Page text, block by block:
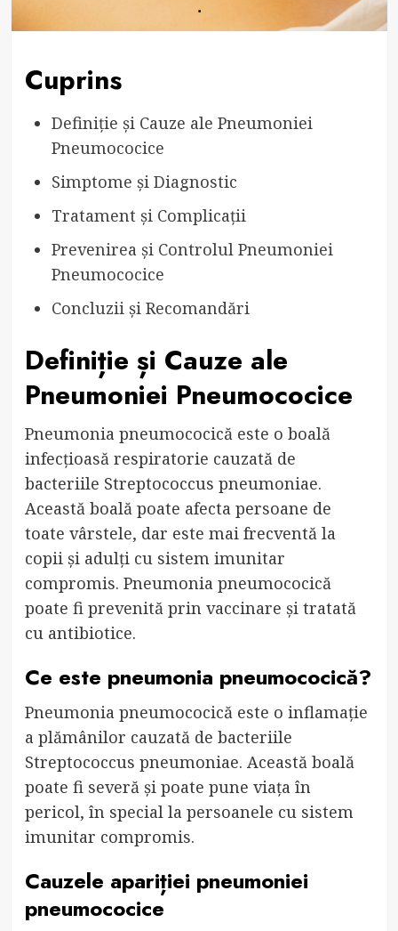
Cuprins
Definiție și Cauze ale Pneumoniei
Pneumococice
Simptome și Diagnostic
Tratament și Complicații
Prevenirea și Controlul Pneumoniei
Pneumococice
Concluzii și Recomandări
Definiție și Cauze ale
Pneumoniei Pneumococice
Pneumonia pneumococică este o boală
infecțioasă respiratorie cauzată de
bacteriile Streptococcus pneumoniae.
Această boală poate afecta persoane de
toate vârstele, dar este mai frecventă la
copii și adulți cu sistem imunitar
compromis. Pneumonia pneumococică
poate fi prevenită prin vaccinare și tratată
cu antibiotice.
Ce este pneumonia pneumococică?
Pneumonia pneumococică este o inflamație
a plămânilor cauzată de bacteriile
Streptococcus pneumoniae. Această boală
poate fi severă și poate pune viața în
pericol, în special la persoanele cu sistem
imunitar compromis.
Cauzele apariției pneumoniei
pneumococice